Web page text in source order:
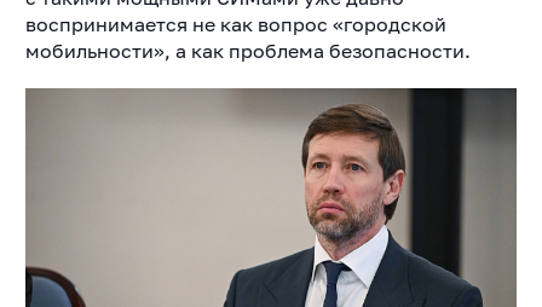
воспринимается не как вопрос «городской
мобильности», а как проблема безопасности.